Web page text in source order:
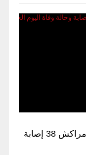
1583 إصابة و36 حالة وفاة وفي مراكش 38 إصابة